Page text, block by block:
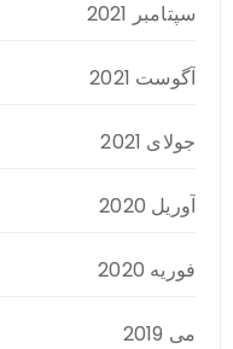
سپتامبر 2021
آگوست 2021
جولای 2021
آوریل 2020
فوریه 2020
می 2019